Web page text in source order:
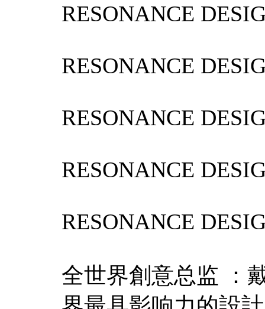
RESONANCE
RESONANCE
RESONANCE
RESONANCE
RESONANCE
全世界創意总监 ：